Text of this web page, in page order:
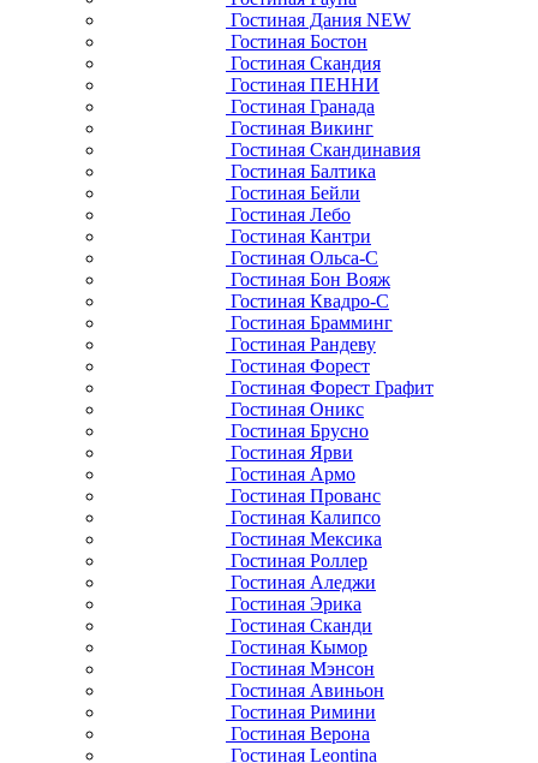
Гостиная Дания NEW
Гостиная Бостон
Гостиная Скандия
Гостиная ПЕННИ
Гостиная Гранада
Гостиная Викинг
Гостиная Скандинавия
Гостиная Балтика
Гостиная Бейли
Гостиная Лебо
Гостиная Кантри
Гостиная Ольса-С
Гостиная Бон Вояж
Гостиная Квадро-С
Гостиная Брамминг
Гостиная Рандеву
Гостиная Форест
Гостиная Форест Графит
Гостиная Оникс
Гостиная Брусно
Гостиная Ярви
Гостиная Армо
Гостиная Прованс
Гостиная Калипсо
Гостиная Мексика
Гостиная Роллер
Гостиная Аледжи
Гостиная Эрика
Гостиная Сканди
Гостиная Кымор
Гостиная Мэнсон
Гостиная Авиньон
Гостиная Римини
Гостиная Верона
Гостиная Leontina